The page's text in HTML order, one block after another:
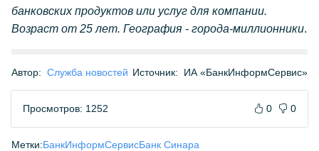
банковских продуктов или услуг для компании.
Возраст от 25 лет. География - города-миллионники.
Автор: Служба новостей Источник: ИА «БанкИнформСервис»
Просмотров: 1252 0 0
Метки:БанкИнформСервисБанк Синара